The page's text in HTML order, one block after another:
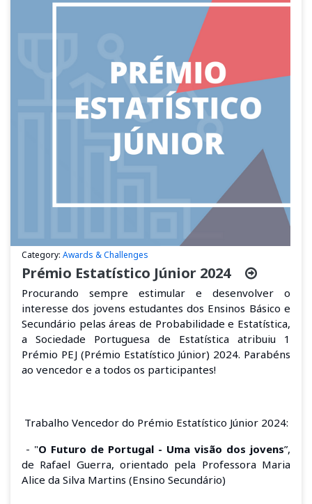
Category: Awards & Challenges
Prémio Estatístico Júnior 2024
Procurando sempre estimular e desenvolver o
interesse dos jovens estudantes dos Ensinos Básico e
Secundário pelas áreas de Probabilidade e Estatística,
a Sociedade Portuguesa de Estatística
atribuiu 1
Prémio PEJ (Prémio Estatístico Júnior) 2024. Parabéns
ao vencedor e a todos os participantes!
Trabalho Vencedor do Prémio Estatístico Júnior 2024:
- "O Futuro de Portugal - Uma visão dos jovens”,
de Rafael Guerra, orientado pela Professora Maria
Alice da Silva Martins (Ensino Secundário)